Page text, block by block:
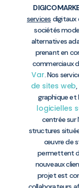
services digitaux
sociétés
alternatives
prenant en
commerciaux
Var. Nos
de sites web,
graphique et
logicielles
centrée sur
structures
œuvre de
permettent
nouveaux
projet est